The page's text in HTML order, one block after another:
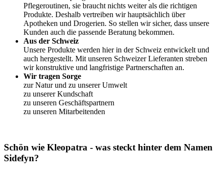
Pflegeroutinen, sie braucht nichts weiter als die richtigen
Produkte. Deshalb vertreiben wir hauptsächlich über
Apotheken und Drogerien. So stellen wir sicher, dass unsere
Kunden auch die passende Beratung bekommen.
Aus der Schweiz
Unsere Produkte werden hier in der Schweiz entwickelt und
auch hergestellt. Mit unseren Schweizer Lieferanten streben
wir konstruktive und langfristige Partnerschaften an.
Wir tragen Sorge
zur Natur und zu unserer Umwelt
zu unserer Kundschaft
zu unseren Geschäftspartnern
zu unseren Mitarbeitenden
Schön wie Kleopatra - was steckt hinter dem Namen
Sidefyn?